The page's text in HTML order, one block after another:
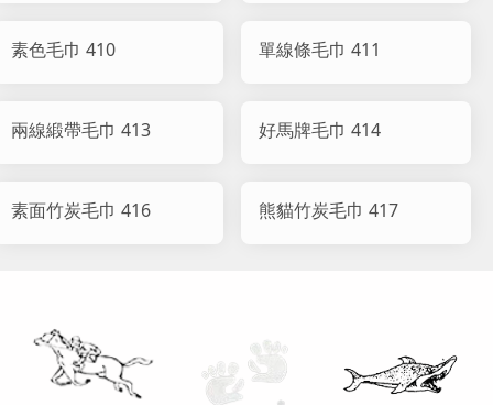
素色毛巾 410 單線條毛巾 411
兩線緞帶毛巾 413 好馬牌毛巾 414
素面竹炭毛巾 416 熊貓竹炭毛巾 417